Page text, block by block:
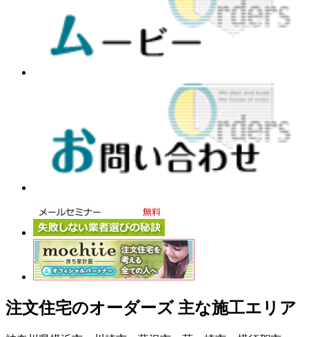
注文住宅のオーダーズ 主な施工エリア